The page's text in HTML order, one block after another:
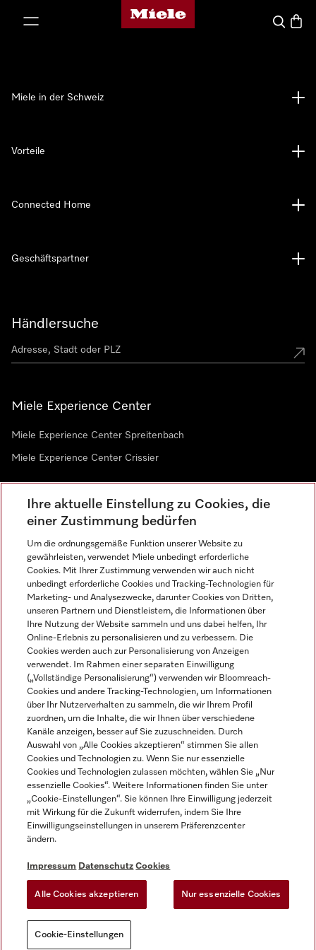
Miele-Homepage
Suche
Händlersuche
Miele Experience Center
Miele Experience Center Spreitenbach
Miele Experience Center Crissier
Newsletter
Sprache
DEUTSCH
Miele in der Schweiz
Vorteile
Connected Home
Geschäftspartner
Impressum
Datenschutz
Cookie-Einstellungen
Miele auf YoutubeMiele auf Instagram
Miele auf Facebook
Miele auf LinkedInMiele auf LinkedIn
Ihre aktuelle Einstellung zu Cookies, die
einer Zustimmung bedürfen
Um die ordnungsgemäße Funktion unserer Website zu
gewährleisten, verwendet Miele unbedingt erforderliche
Cookies. Mit Ihrer Zustimmung verwenden wir auch nicht
unbedingt erforderliche Cookies und Tracking-Technologien für
Marketing- und Analysezwecke, darunter Cookies von Dritten,
unseren Partnern und Dienstleistern, die Informationen über
Ihre Nutzung der Website sammeln und uns dabei helfen, Ihr
Online-Erlebnis zu personalisieren und zu verbessern. Die
Cookies werden auch zur Personalisierung von Anzeigen
verwendet. Im Rahmen einer separaten Einwilligung
(„Vollständige Personalisierung“) verwenden wir Bloomreach-
Cookies und andere Tracking-Technologien, um Informationen
über Ihr Nutzerverhalten zu sammeln, die wir Ihrem Profil
zuordnen, um die Inhalte, die wir Ihnen über verschiedene
Kanäle anzeigen, besser auf Sie zuzuschneiden. Durch
Auswahl von „Alle Cookies akzeptieren“ stimmen Sie allen
Cookies und Technologien zu. Wenn Sie nur essenzielle
Cookies und Technologien zulassen möchten, wählen Sie „Nur
essenzielle Cookies“. Weitere Informationen finden Sie unter
„Cookie-Einstellungen“. Sie können Ihre Einwilligung jederzeit
mit Wirkung für die Zukunft widerrufen, indem Sie Ihre
Einwilligungseinstellungen in unserem Präferenzcenter
ändern.
Impressum Datenschutz Cookies
Alle Cookies akzeptieren Nur essenzielle Cookies
Cookie-Einstellungen